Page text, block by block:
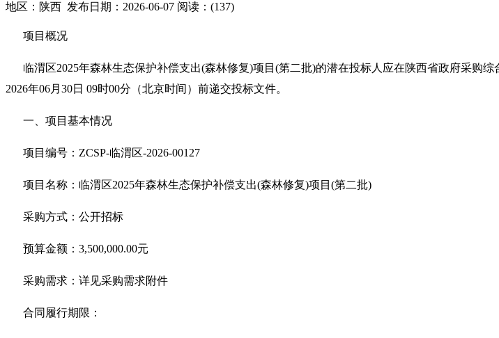
地区：陕西 发布日期：2026-06-07 阅读：(137)
项目概况
临渭区2025年森林生态保护补偿支出(森林修复)项目(第二批)的潜在投标人应在陕西省政府采购
2026年06月30日 09时00分（北京时间）前递交投标文件。
一、项目基本情况
项目编号：ZCSP-临渭区-2026-00127
项目名称：临渭区2025年森林生态保护补偿支出(森林修复)项目(第二批)
采购方式：公开招标
预算金额：3,500,000.00元
采购需求：详见采购需求附件
合同履行期限：